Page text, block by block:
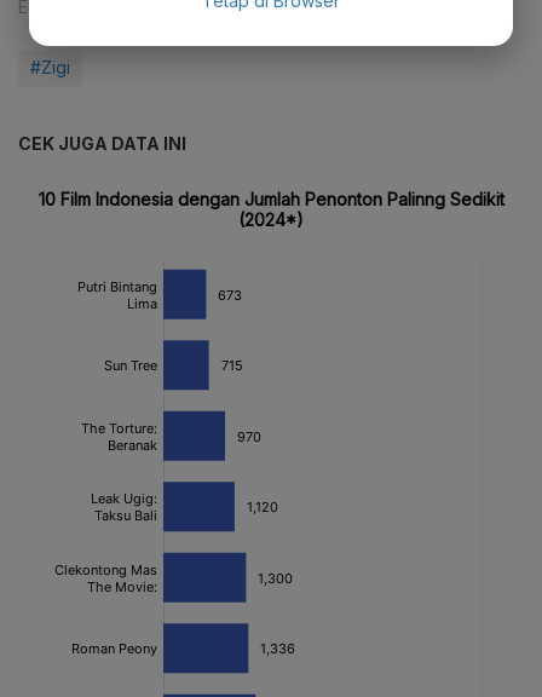
Editor: Indriane Daradila M D
#Zigi
CEK JUGA DATA INI